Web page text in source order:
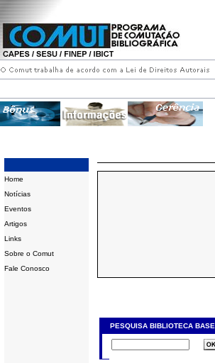
Home
Notícias
Eventos
Artigos
Links
Sobre o Comut
Fale Conosco
PESQUISA BIBLIOTECA BASE